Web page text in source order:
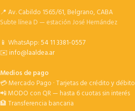
📍 Av. Cabildo 1565/61, Belgrano, CABA
Subte línea D — estación José Hernández
📱 WhatsApp:54 11 3381-0557
✉️info@laaldea.ar
Medios de pago
💳 Mercado Pago · Tarjetas de crédito y débito
📲 MODO con QR — hasta 6 cuotas sin interés
🏦 Transferencia bancaria